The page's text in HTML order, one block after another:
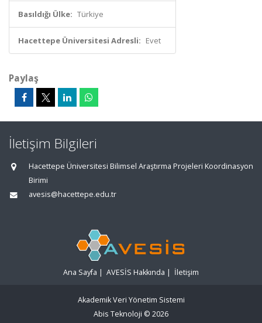
Basıldığı Ülke: Türkiye
Hacettepe Üniversitesi Adresli: Evet
Paylaş
İletişim Bilgileri
Hacettepe Üniversitesi Bilimsel Araştırma Projeleri Koordinasyon
Birimi
avesis@hacettepe.edu.tr
Ana Sayfa | AVESİS Hakkında | İletişim
Akademik Veri Yönetim Sistemi
Abis Teknoloji © 2026